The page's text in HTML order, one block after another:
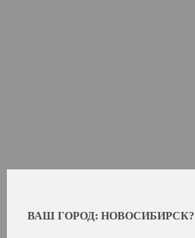
ВАШ ГОРОД: НОВОСИБИРСК?